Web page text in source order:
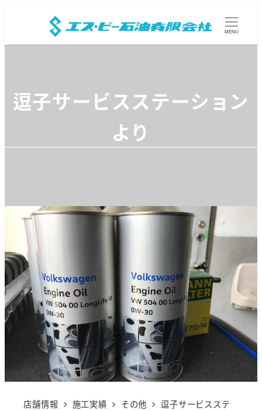
MENU
逗子サービスステーション
より
店舗情報 施工実績 その他
逗子サービスステ